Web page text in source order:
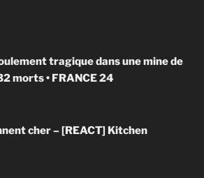
tragique dans une mine de
morts • FRANCE 24
cher – [REACT] Kitchen